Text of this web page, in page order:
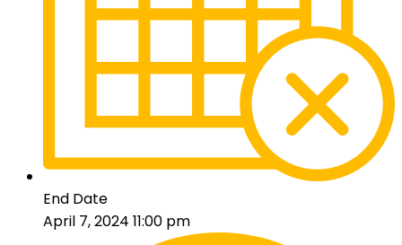
End Date
April 7, 2024 11:00 pm